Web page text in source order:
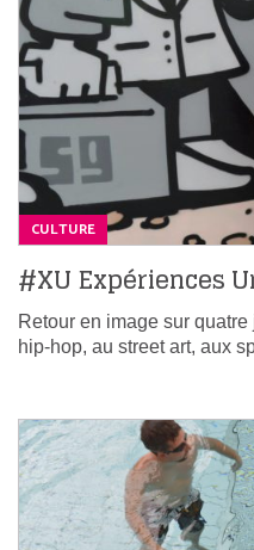
CULTURE
#XU Expériences
Retour en image sur
hip-hop, au street art, aux